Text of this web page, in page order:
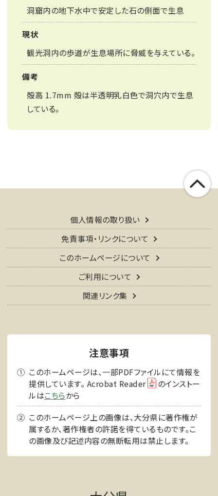
洞窟内の地下水中で安定した石の側面で生息
現状
観光洞内の歩道が生息場所に脅威を与えている。
備考
殻高 1.7mm 殻は半透明乳白色で洞穴内で生息
している。
個人情報の取り扱い
免責事項・リンクについて
このホームページについて
ご利用について
関連リンク集
注意事項
このホームページは、一部PDFファイルにて情報を
提供しています。 Acrobat Reader
のインストー
ルはこちらから
このホームページ上の画像は、大分県に著作権が
属するか、著作権者の許諾を得ているものです。こ
の画像及び記述内容の無断転用は禁止します。